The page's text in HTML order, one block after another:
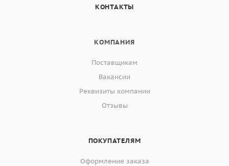
КОНТАКТЫ
КОМПАНИЯ
Поставщикам
Вакансии
Реквизиты компании
Отзывы
ПОКУПАТЕЛЯМ
Оформление заказа